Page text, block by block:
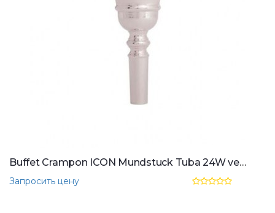
Buffet Crampon ICON Mundstuck Tuba 24W versilbert
Запросить цену